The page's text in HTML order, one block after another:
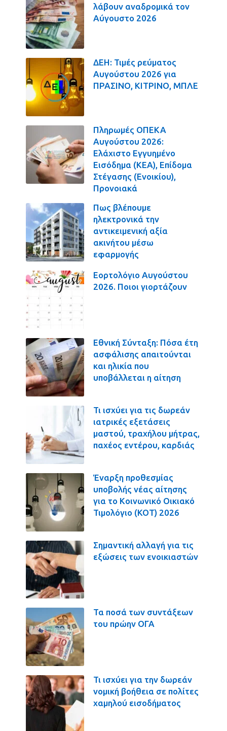
λάβουν αναδρομικά τον
Αύγουστο 2026
ΔΕΗ: Τιμές ρεύματος
Αυγούστου 2026 για
ΠΡΑΣΙΝΟ, ΚΙΤΡΙΝΟ, ΜΠΛΕ
Πληρωμές ΟΠΕΚΑ
Αυγούστου 2026:
Ελάχιστο Εγγυημένο
Εισόδημα (ΚΕΑ), Επίδομα
Στέγασης (Ενοικίου),
Προνοιακά
Πως βλέπουμε
ηλεκτρονικά την
αντικειμενική αξία
ακινήτου μέσω
εφαρμογής
Εορτολόγιο Αυγούστου
2026. Ποιοι γιορτάζουν
Εθνική Σύνταξη: Πόσα έτη
ασφάλισης απαιτούνται
και ηλικία που
υποβάλλεται η αίτηση
Τι ισχύει για τις δωρεάν
ιατρικές εξετάσεις
μαστού, τραχήλου μήτρας,
παχέος εντέρου, καρδιάς
Έναρξη προθεσμίας
υποβολής νέας αίτησης
για το Κοινωνικό Οικιακό
Τιμολόγιο (ΚΟΤ) 2026
Σημαντική αλλαγή για τις
εξώσεις των ενοικιαστών
Τα ποσά των συντάξεων
του πρώην ΟΓΑ
Τι ισχύει για την δωρεάν
νομική βοήθεια σε πολίτες
χαμηλού εισοδήματος